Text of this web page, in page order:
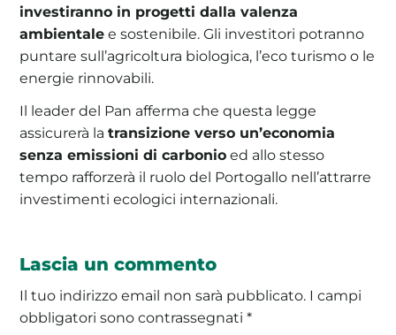
investiranno in progetti dalla valenza
ambientale e sostenibile. Gli investitori potranno
puntare sull’agricoltura biologica, l’eco turismo o le
energie rinnovabili.
Il leader del Pan afferma che questa legge
assicurerà latransizione verso un’economia
senza emissioni di carbonio ed allo stesso
tempo rafforzerà il ruolo del Portogallo nell’attrarre
investimenti ecologici internazionali.
Lascia un commento
Il tuo indirizzo email non sarà pubblicato. I campi
obbligatori sono contrassegnati*